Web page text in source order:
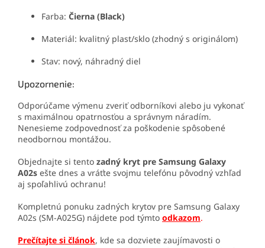
Farba: Čierna (Black)
Materiál: kvalitný plast/sklo (zhodný s originálom)
Stav: nový, náhradný diel
Upozornenie:
Odporúčame výmenu zveriť odborníkovi alebo ju vykonať
s maximálnou opatrnosťou a správnym náradím.
Nenesieme zodpovednosť za poškodenie spôsobené
neodbornou montážou.
Objednajte si tento zadný kryt pre Samsung Galaxy
A02s ešte dnes a vráťte svojmu telefónu pôvodný vzhľad
aj spoľahlivú ochranu!
Kompletnú ponuku zadných krytov pre Samsung Galaxy
A02s (SM-A025G) nájdete pod týmto odkazom.
Prečítajte si článok, kde sa dozviete zaujímavosti o